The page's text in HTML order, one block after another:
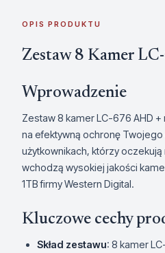
OPIS PRODUKTU
Zestaw 8 Kamer
Wprowadzenie
Zestaw 8 kamer LC-676 AHD
na efektywną ochronę
użytkownikach, którzy
wchodzą wysokiej jakości
1TB firmy Western Digital.
Kluczowe cechy
Skład zestawu: 8 kamer